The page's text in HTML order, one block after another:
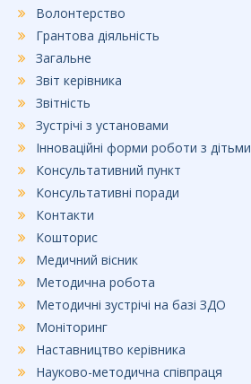
Волонтерство
Грантова діяльність
Загальне
Звіт керівника
Звітність
Зустрічі з установами
Інноваційні форми роботи з дітьми
Консультативний пункт
Консультативні поради
Контакти
Кошторис
Медичний вісник
Методична робота
Методичні зустрічі на базі ЗДО
Моніторинг
Наставництво керівника
Науково-методична співпраця